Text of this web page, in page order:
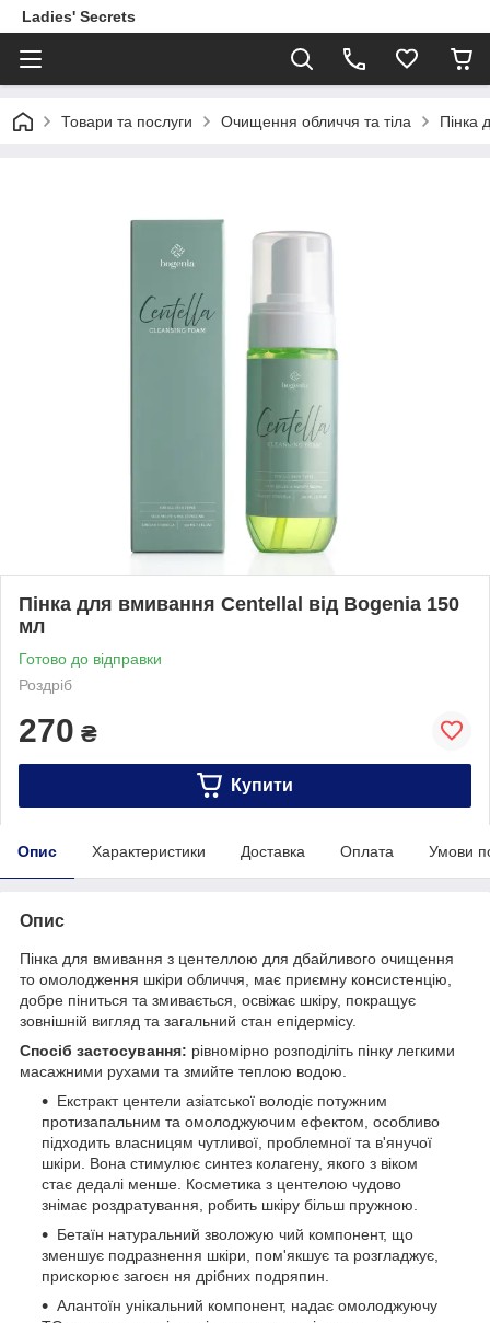
Ladies' Secrets
Товари та послуги Очищення обличчя та тіла Пінка
Пінка для вмивання Centellal від Bogenia 150
мл
Готово до відправки
Роздріб
270 ₴
Купити
Опис Характеристики Доставка Оплата Умови
Опис
Пінка для вмивання з центеллою для дбайливого очищення
то омолодження шкіри обличчя, має приємну консистенцію,
добре піниться та змивається, освіжає шкіру, покращує
зовнішній вигляд та загальний стан епідермісу.
Спосіб застосування: рівномірно розподіліть пінку легкими
масажними рухами та змийте теплою водою.
Екстракт центели азіатської володіє потужним
протизапальним та омолоджуючим ефектом, особливо
підходить власницям чутливої, проблемної та в'янучої
шкіри. Вона стимулює синтез колагену, якого з віком
стає дедалі менше. Косметика з центелою чудово
знімає роздратування, робить шкіру більш пружною.
Бетаїн натуральний зволожую чий компонент, що
зменшує подразнення шкіри, пом'якшує та розгладжує,
прискорює загоєн ня дрібних подряпин.
Алантоїн унікальний компонент, надає омолоджуючу